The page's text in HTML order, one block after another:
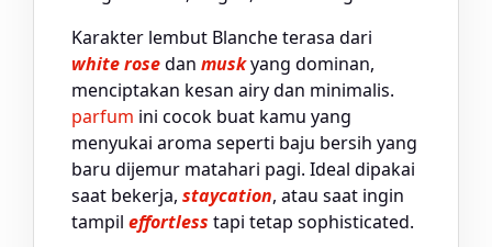
Karakter lembut Blanche terasa dari
white rosedan muskyang dominan,
menciptakan kesan airy dan minimalis.
parfum ini cocok buat kamu yang
menyukai aroma seperti baju bersih yang
baru dijemur matahari pagi. Ideal dipakai
saat bekerja, staycation, atau saat ingin
tampil effortless tapi tetap sophisticated.